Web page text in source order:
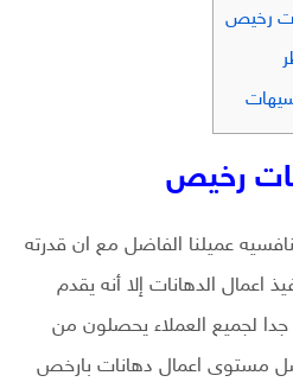
رخيص
رخيص
عميلنا الفاضل مع ان قدرته
اعمال الدهانات إلا أنه يقدم
لجميع العملاء يحصلون من
مستوى اعمال دهانات بارخص